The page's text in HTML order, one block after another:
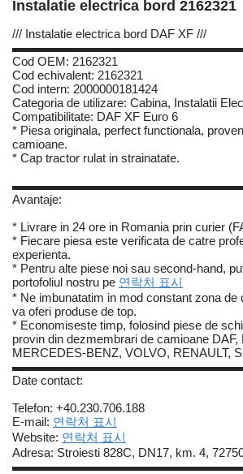
Instalatie electrica bord 2162321
/// Instalatie electrica bord DAF XF ///
Cod OEM: 2162321
Cod echivalent: 2162321
Cod intern: 2000000181424
Categoria de utilizare: Cabina, Instalatii
Compatibilitate: DAF XF Euro 6
* Piesa originala, perfect functionala,
camioane.
* Cap tractor rulat in strainatate.
Avantaje:
* Livrare in 24 ore in Romania prin curier
* Fiecare piesa este verificata de catre
experienta.
* Pentru alte piese noi sau second-hand,
portofoliul nostru pe 연락처 표시
* Ne imbunatatim in mod constant zona de
va oferi produse de top.
* Economiseste timp, folosind piese de
provin din dezmembrari de camioane
MERCEDES-BENZ, VOLVO, RENAULT,
Date contact:
Telefon: +40.230.706.188
E-mail: 연락처 표시
Website: 연락처 표시
Adresa: Stroiesti 828C, DN17, km. 4,